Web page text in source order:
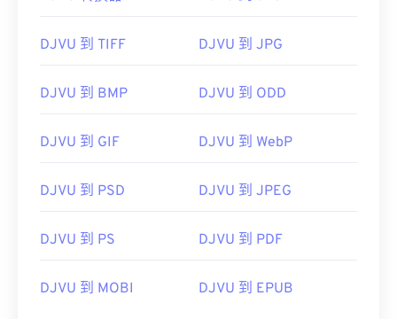
DJVU 到 TIFF DJVU 到 JPG
DJVU 到 BMP DJVU 到 ODD
DJVU 到 GIF DJVU 到 WebP
DJVU 到 PSD DJVU 到 JPEG
DJVU 到 PS DJVU 到 PDF
DJVU 到 MOBI DJVU 到 EPUB